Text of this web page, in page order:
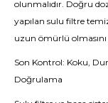
olunmalıdır. Doğru
yapılan sulu filtre
uzun ömürlü olmasını
Son Kontrol: Koku,
Doğrulama